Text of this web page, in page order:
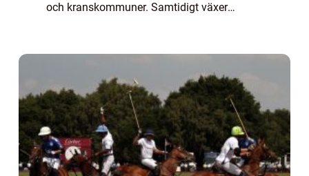
och kranskommuner. Samtidigt växer